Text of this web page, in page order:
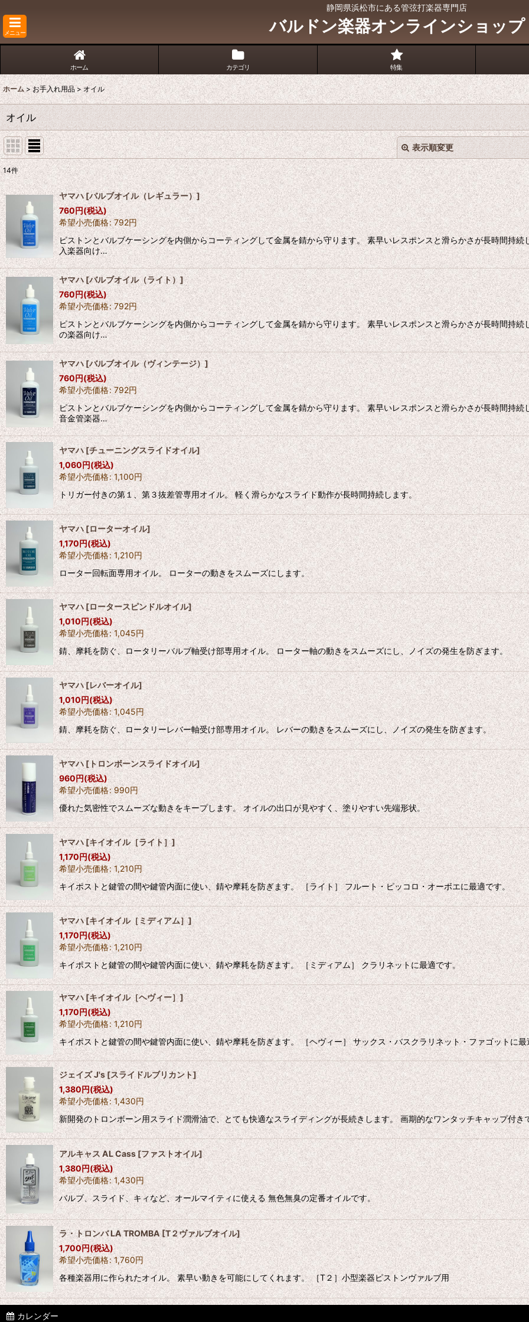
静岡県浜松市にある管弦打楽器専門店
メニュー バルドン楽器オンラインショップ
ホーム カテゴリ 特集
ホーム > お手入れ用品 > オイル
オイル
表示順変更
表示数:
並び順
絞り込む
14件
ヤマハ [バルブオイル（レギュラー）]
760円(税込)
希望小売価格: 792円
ピストンとバルブケーシングを内側からコーティングして金属を錆から守ります。 素早いレスポンスと滑らかさが長時間持
入楽器向け…
ヤマハ[バルブオイル（ライト）]
760円(税込)
希望小売価格: 792円
ピストンとバルブケーシングを内側からコーティングして金属を錆から守ります。 素早いレスポンスと滑らかさが長時間持
の楽器向け…
ヤマハ[バルブオイル（ヴィンテージ）]
760円(税込)
希望小売価格: 792円
ピストンとバルブケーシングを内側からコーティングして金属を錆から守ります。 素早いレスポンスと滑らかさが長時間持
音金管楽器…
ヤマハ [チューニングスライドオイル]
1,060円(税込)
希望小売価格: 1,100円
トリガー付きの第１、第３抜差管専用オイル。 軽く滑らかなスライド動作が長時間持続します。
ヤマハ[ローターオイル]
1,170円(税込)
希望小売価格: 1,210円
ローター回転面専用オイル。 ローターの動きをスムーズにします。
ヤマハ[ロータースピンドルオイル]
1,010円(税込)
希望小売価格: 1,045円
錆、摩耗を防ぐ、ロータリーバルブ軸受け部専用オイル。 ローター軸の動きをスムーズにし、ノイズの発生を防ぎます。
ヤマハ[レバーオイル]
1,010円(税込)
希望小売価格: 1,045円
錆、摩耗を防ぐ、ロータリーレバー軸受け部専用オイル。 レバーの動きをスムーズにし、ノイズの発生を防ぎます。
ヤマハ[トロンボーンスライドオイル]
960円(税込)
希望小売価格: 990円
優れた気密性でスムーズな動きをキープします。 オイルの出口が見やすく、塗りやすい先端形状。
ヤマハ[キイオイル［ライト］]
1,170円(税込)
希望小売価格: 1,210円
キイポストと鍵管の間や鍵管内面に使い、錆や摩耗を防ぎます。 ［ライト］ フルート・ピッコロ・オーボエに最適です。
ヤマハ[キイオイル［ミディアム］]
1,170円(税込)
希望小売価格: 1,210円
キイポストと鍵管の間や鍵管内面に使い、錆や摩耗を防ぎます。 ［ミディアム］ クラリネットに最適です。
ヤマハ[キイオイル［ヘヴィー］]
1,170円(税込)
希望小売価格: 1,210円
キイポストと鍵管の間や鍵管内面に使い、錆や摩耗を防ぎます。 ［ヘヴィー］ サックス・バスクラリネット・ファゴットに最
ジェイズ J's[スライドルブリカント]
1,380円(税込)
希望小売価格: 1,430円
新開発のトロンボーン用スライド潤滑油で、とても快適なスライディングが長続きします。 画期的なワンタッチキャップ付き
アルキャス AL Cass[ファストオイル]
1,380円(税込)
希望小売価格: 1,430円
バルブ、スライド、キィなど、オールマイティに使える 無色無臭の定番オイルです。
ラ・トロンバ LA TROMBA [T２ヴァルブオイル]
1,700円(税込)
希望小売価格: 1,760円
各種楽器用に作られたオイル。 素早い動きを可能にしてくれます。 ［T２］小型楽器ピストンヴァルブ用
カレンダー